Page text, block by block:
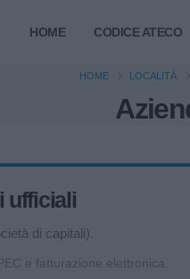
HOME CODICE ATECO
HOME LOCALITÀ
ufficiali
di capitali).
e fatturazione elettronica.